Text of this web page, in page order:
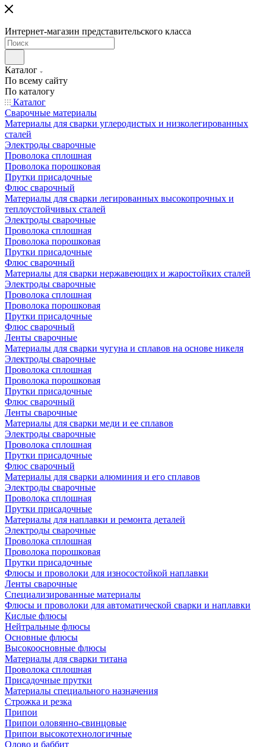
Интернет-магазин представительского класса
Каталог
По всему сайту
По каталогу
Каталог
Сварочные материалы
Материалы для сварки углеродистых и низколегированных
сталей
Электроды сварочные
Проволока сплошная
Проволока порошковая
Прутки присадочные
Флюс сварочный
Материалы для сварки легированных высокопрочных и
теплоустойчивых сталей
Электроды сварочные
Проволока сплошная
Проволока порошковая
Прутки присадочные
Флюс сварочный
Материалы для сварки нержавеющих и жаростойких сталей
Электроды сварочные
Проволока сплошная
Проволока порошковая
Прутки присадочные
Флюс сварочный
Ленты сварочные
Материалы для сварки чугуна и сплавов на основе никеля
Электроды сварочные
Проволока сплошная
Проволока порошковая
Прутки присадочные
Флюс сварочный
Ленты сварочные
Материалы для сварки меди и ее сплавов
Электроды сварочные
Проволока сплошная
Прутки присадочные
Флюс сварочный
Материалы для сварки алюминия и его сплавов
Электроды сварочные
Проволока сплошная
Прутки присадочные
Материалы для наплавки и ремонта деталей
Электроды сварочные
Проволока сплошная
Проволока порошковая
Прутки присадочные
Флюсы и проволоки для износостойкой наплавки
Ленты сварочные
Специализированные материалы
Флюсы и проволоки для автоматической сварки и наплавки
Кислые флюсы
Нейтральные флюсы
Основные флюсы
Высокоосновные флюсы
Материалы для сварки титана
Проволока сплошная
Присадочные прутки
Материалы специального назначения
Строжка и резка
Припои
Припои оловянно-свинцовые
Припои высокотехнологичные
Олово и баббит